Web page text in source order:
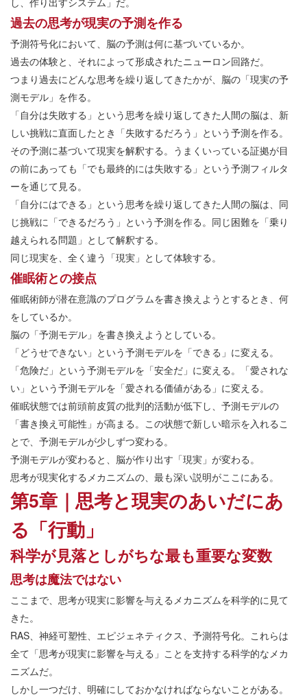
過去の思考が現実の予測を作る
予測符号化において、脳の予測は何に基づいているか。
過去の体験と、それによって形成されたニューロン回路だ。
つまり過去にどんな思考を繰り返してきたかが、脳の「現実の予
測モデル」を作る。
「自分は失敗する」という思考を繰り返してきた人間の脳は、新
しい挑戦に直面したとき「失敗するだろう」という予測を作る。
その予測に基づいて現実を解釈する。うまくいっている証拠が目
の前にあっても「でも最終的には失敗する」という予測フィルタ
ーを通じて見る。
「自分にはできる」という思考を繰り返してきた人間の脳は、同
じ挑戦に「できるだろう」という予測を作る。同じ困難を「乗り
越えられる問題」として解釈する。
同じ現実を、全く違う「現実」として体験する。
催眠術との接点
催眠術師が潜在意識のプログラムを書き換えようとするとき、何
をしているか。
脳の「予測モデル」を書き換えようとしている。
「どうせできない」という予測モデルを「できる」に変える。
「危険だ」という予測モデルを「安全だ」に変える。「愛されな
い」という予測モデルを「愛される価値がある」に変える。
催眠状態では前頭前皮質の批判的活動が低下し、予測モデルの
「書き換え可能性」が高まる。この状態で新しい暗示を入れるこ
とで、予測モデルが少しずつ変わる。
予測モデルが変わると、脳が作り出す「現実」が変わる。
思考が現実化するメカニズムの、最も深い説明がここにある。
第5章｜思考と現実のあいだにあ
る「行動」
科学が見落としがちな最も重要な変数
思考は魔法ではない
ここまで、思考が現実に影響を与えるメカニズムを科学的に見て
きた。
RAS、神経可塑性、エピジェネティクス、予測符号化。これらは
全て「思考が現実に影響を与える」ことを支持する科学的なメカ
ニズムだ。
しかし一つだけ、明確にしておかなければならないことがある。